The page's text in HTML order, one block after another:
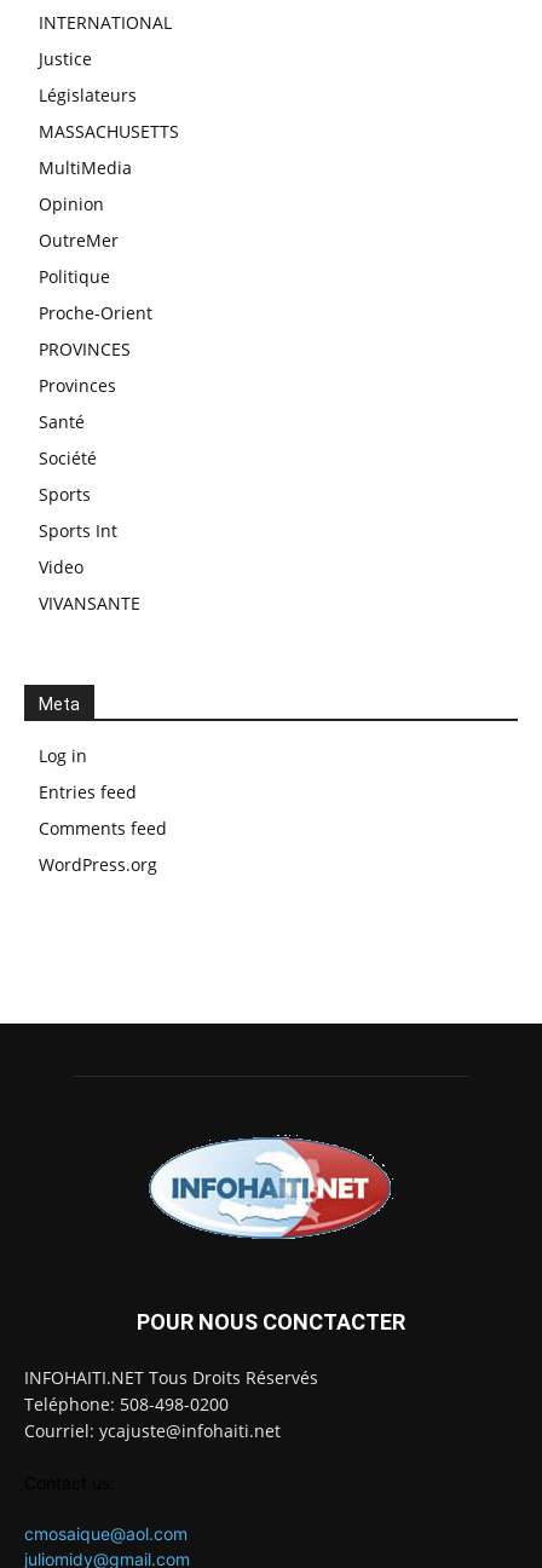
INTERNATIONAL
Justice
Législateurs
MASSACHUSETTS
MultiMedia
Opinion
OutreMer
Politique
Proche-Orient
PROVINCES
Provinces
Santé
Société
Sports
Sports Int
Video
VIVANSANTE
Meta
Log in
Entries feed
Comments feed
WordPress.org
POUR NOUS CONCTACTER
INFOHAITI.NET Tous Droits Réservés
Teléphone: 508-498-0200
Courriel: ycajuste@infohaiti.net
cmosaique@aol.com
juliomidy@gmail.com